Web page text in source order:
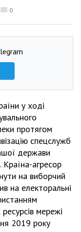
0
у ході
протягом
спецслужб
держави
агресор
на виборчий
на електоральні
мережі
2019 року